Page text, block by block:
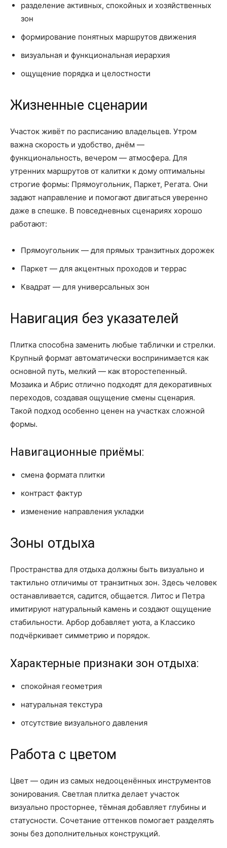
разделение активных, спокойных и хозяйственных
зон
формирование понятных маршрутов движения
визуальная и функциональная иерархия
ощущение порядка и целостности
Жизненные сценарии
Участок живёт по расписанию владельцев. Утром
важна скорость и удобство, днём —
функциональность, вечером — атмосфера. Для
утренних маршрутов от калитки к дому оптимальны
строгие формы: Прямоугольник, Паркет, Регата. Они
задают направление и помогают двигаться уверенно
даже в спешке. В повседневных сценариях хорошо
работают:
Прямоугольник — для прямых транзитных дорожек
Паркет — для акцентных проходов и террас
Квадрат — для универсальных зон
Навигация без указателей
Плитка способна заменить любые таблички и стрелки.
Крупный формат автоматически воспринимается как
основной путь, мелкий — как второстепенный.
Мозаика и Абрис отлично подходят для декоративных
переходов, создавая ощущение смены сценария.
Такой подход особенно ценен на участках сложной
формы.
Навигационные приёмы:
смена формата плитки
контраст фактур
изменение направления укладки
Зоны отдыха
Пространства для отдыха должны быть визуально и
тактильно отличимы от транзитных зон. Здесь человек
останавливается, садится, общается. Литос и Петра
имитируют натуральный камень и создают ощущение
стабильности. Арбор добавляет уюта, а Классико
подчёркивает симметрию и порядок.
Характерные признаки зон отдыха:
спокойная геометрия
натуральная текстура
отсутствие визуального давления
Работа с цветом
Цвет — один из самых недооценённых инструментов
зонирования. Светлая плитка делает участок
визуально просторнее, тёмная добавляет глубины и
статусности. Сочетание оттенков помогает разделять
зоны без дополнительных конструкций.